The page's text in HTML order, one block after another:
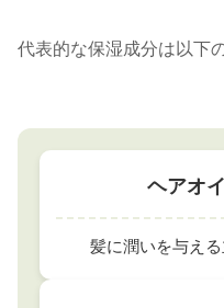
代表的な保湿成分は以下
ヘアオ
髪に潤いを与え